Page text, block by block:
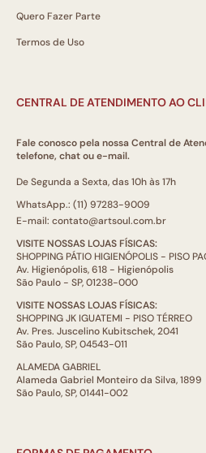
Quero Fazer Parte
Termos de Uso
CENTRAL DE ATENDIMENTO AO
Fale conosco pela nossa Central de
telefone, chat ou e-mail.
De Segunda a Sexta, das 10h às 17h
WhatsApp.: (11) 97283-9009
E-mail: contato@artsoul.com.br
VISITE NOSSAS LOJAS FÍSICAS:
SHOPPING PÁTIO HIGIENÓPOLIS - PISO
Av. Higienópolis, 618 - Higienópolis
São Paulo - SP, 01238-000
VISITE NOSSAS LOJAS FÍSICAS:
SHOPPING JK IGUATEMI - PISO TÉRREO
Av. Pres. Juscelino Kubitschek, 2041
São Paulo, SP, 04543-011
ALAMEDA GABRIEL
Alameda Gabriel Monteiro da Silva, 1899
São Paulo, SP, 01441-002